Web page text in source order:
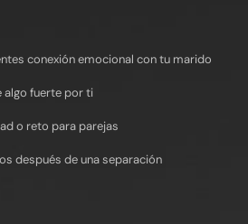
conexión emocional con tu marido
algo fuerte por ti
o reto para parejas
después de una separación